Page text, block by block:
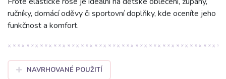
ručníky, domácí oděvy či sportovní doplňky, kde oceníte jeho
funkčnost a komfort.
NAVRHOVANÉ POUŽITÍ